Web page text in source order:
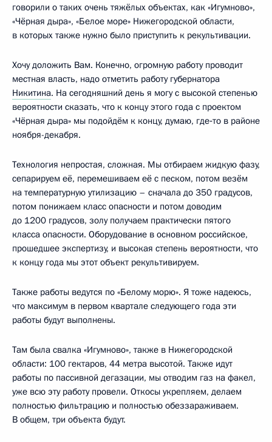
говорили о таких очень тяжёлых объектах, как «Игумново»,
«Чёрная дыра», «Белое море» Нижегородской области,
в которых также нужно было приступить к рекультивации.
Хочу доложить Вам. Конечно, огромную работу проводит
местная власть, надо отметить работу губернатора
Никитина. На сегодняшний день я могу с высокой степенью
вероятности сказать, что к концу этого года с проектом
«Чёрная дыра» мы подойдём к концу, думаю, где‑то в районе
ноября-декабря.
Технология непростая, сложная. Мы отбираем жидкую фазу,
сепарируем её, перемешиваем её с песком, потом везём
на температурную утилизацию – сначала до 350 градусов,
потом понижаем класс опасности и потом доводим
до 1200 градусов, золу получаем практически пятого
класса опасности. Оборудование в основном российское,
прошедшее экспертизу, и высокая степень вероятности, что
к концу года мы этот объект рекультивируем.
Также работы ведутся по «Белому морю». Я тоже надеюсь,
что максимум в первом квартале следующего года эти
работы будут выполнены.
Там была свалка «Игумново», также в Нижегородской
области: 100 гектаров, 44 метра высотой. Также идут
работы по пассивной дегазации, мы отводим газ на факел,
уже всю эту работу провели. Откосы укрепляем, делаем
полностью фильтрацию и полностью обеззараживаем.
В общем, три объекта будут.